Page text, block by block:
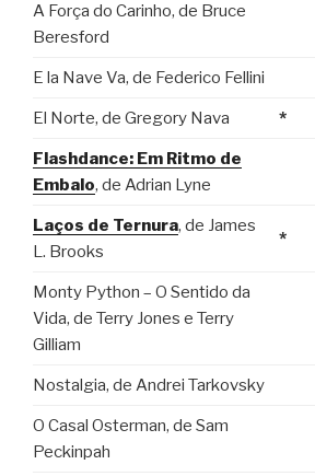
A Força do Carinho, de Bruce
Beresford
E la Nave Va, de Federico Fellini
El Norte, de Gregory Nava *
Flashdance: Em Ritmo de
Embalo, de Adrian Lyne
Laços de Ternura, de James
L. Brooks
*
Monty Python – O Sentido da
Vida, de Terry Jones e Terry
Gilliam
Nostalgia, de Andrei Tarkovsky
O Casal Osterman, de Sam
Peckinpah